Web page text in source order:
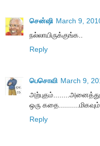
சென்ஷி March 9,
நல்லாயிருக்குங்க..
Reply
பெசொவி March 9,
ஒரு
Reply